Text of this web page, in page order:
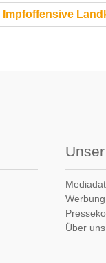
Impfoffensive
Über uns